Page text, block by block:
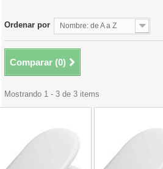
Ordenar por Nombre: de A a Z
Comparar (0)
Mostrando 1 - 3 de 3 items